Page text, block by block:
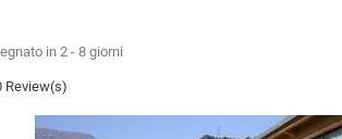
in 2 - 8 giorni
Review(s)